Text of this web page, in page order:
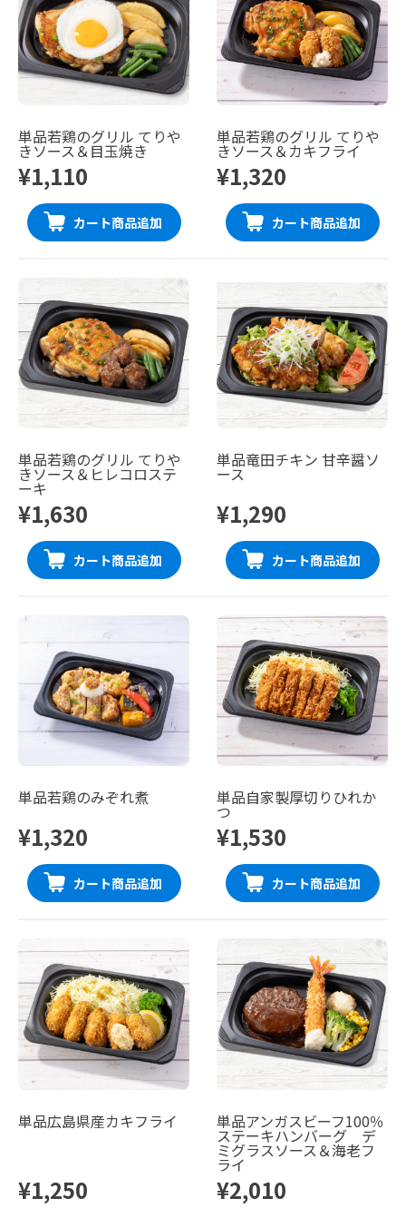
単品若鶏のグリル てりや
きソース＆目玉焼き
¥1,110
カート商品追加
単品若鶏のグリル てりや
きソース＆カキフライ
¥1,320
カート商品追加
単品若鶏のグリル てりや
きソース＆ヒレコロステ
ーキ
¥1,630
カート商品追加
単品竜田チキン 甘辛醤ソ
ース
¥1,290
カート商品追加
単品若鶏のみぞれ煮
¥1,320
カート商品追加
単品自家製厚切りひれか
つ
¥1,530
カート商品追加
単品広島県産カキフライ
¥1,250
単品アンガスビーフ100％
ステーキハンバーグ デ
ミグラスソース＆海老フ
ライ
¥2,010